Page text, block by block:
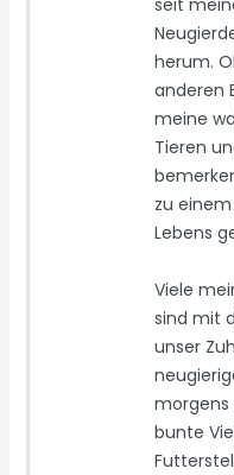
seit
herum.
anderen
meine
Tieren
zu
Lebens
Viele
sind mit
unser
morgens
bunte